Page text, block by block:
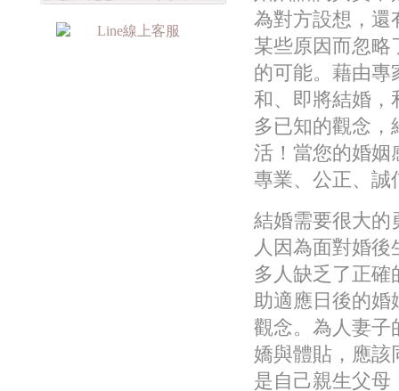
為對方設想，還
某些原因而忽略
的可能。藉由專
和、即將結婚，
多已知的觀念
活！當您的婚姻
專業、公正、誠
結婚需要很大的
人因為面對婚
多人缺乏了正
助適應日後的婚
觀念。為人妻子
嬌與體貼，應該
是自己親生父母